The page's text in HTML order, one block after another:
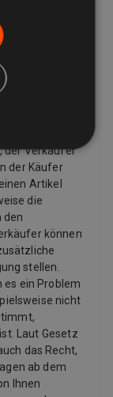
Sie ihn
ist oder
der Verkäufer
der Käufer
Artikel
die
den
können
stellen.
ein Problem
nicht
Laut Gesetz
das Recht,
ab dem
Ihnen